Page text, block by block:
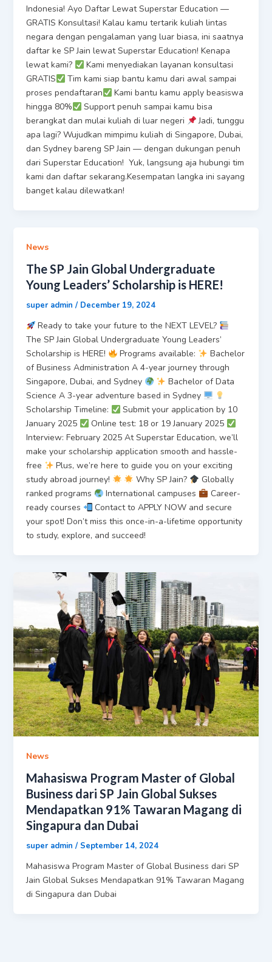
Indonesia! Ayo Daftar Lewat Superstar Education —
GRATIS Konsultasi! Kalau kamu tertarik kuliah lintas
negara dengan pengalaman yang luar biasa, ini saatnya
daftar ke SP Jain lewat Superstar Education! Kenapa
lewat kami?
Kami menyediakan layanan konsultasi
GRATIS
Tim kami siap bantu kamu dari awal sampai
proses pendaftaran
Kami bantu kamu apply beasiswa
hingga 80%
Support penuh sampai kamu bisa
berangkat dan mulai kuliah di luar negeri
Jadi, tunggu
apa lagi? Wujudkan mimpimu kuliah di Singapore, Dubai,
dan Sydney bareng SP Jain — dengan dukungan penuh
dari Superstar Education! Yuk, langsung aja hubungi tim
kami dan daftar sekarang.Kesempatan langka ini sayang
banget kalau dilewatkan!
News
The SP Jain Global Undergraduate
Young Leaders’ Scholarship is HERE!
super admin / December 19, 2024
Ready to take your future to the NEXT LEVEL?
The SP Jain Global Undergraduate Young Leaders’
Scholarship is HERE!
Programs available:
Bachelor
of Business Administration A 4-year journey through
Singapore, Dubai, and Sydney
Bachelor of Data
Science A 3-year adventure based in Sydney
Scholarship Timeline:
Submit your application by 10
January 2025
Online test: 18 or 19 January 2025
Interview: February 2025 At Superstar Education, we’ll
make your scholarship application smooth and hassle-
free
Plus, we’re here to guide you on your exciting
study abroad journey!
Why SP Jain?
Globally
ranked programs
International campuses
Career-
ready courses
Contact to APPLY NOW and secure
your spot! Don’t miss this once-in-a-lifetime opportunity
to study, explore, and succeed!
News
Mahasiswa Program Master of Global
Business dari SP Jain Global Sukses
Mendapatkan 91% Tawaran Magang di
Singapura dan Dubai
super admin / September 14, 2024
Mahasiswa Program Master of Global Business dari SP
Jain Global Sukses Mendapatkan 91% Tawaran Magang
di Singapura dan Dubai